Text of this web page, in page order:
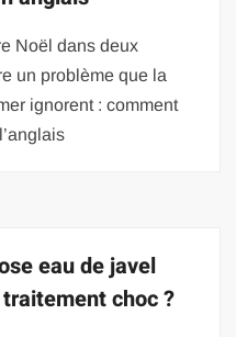
Noël dans deux
un problème que la
ignorent : comment
eau de javel
choc ?